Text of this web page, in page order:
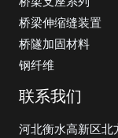
桥梁伸缩缝装置
桥隧加固材料
钢纤维
联系我们
河北衡水高新区北